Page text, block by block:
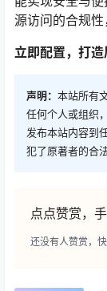
源访问的合规性
立即配置，打造
声明： 本站所有
任何个人或组织
发布本站内容到
犯了原著者的合
点点赞赏，
还没有人赞赏，